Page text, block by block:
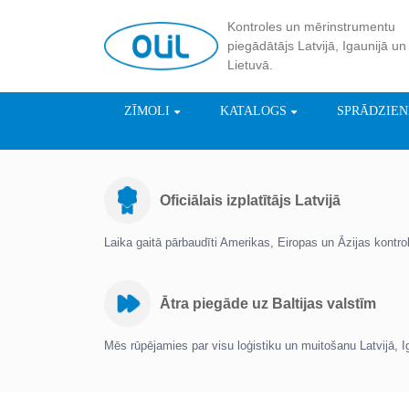
Kontroles un mērinstrumentu
piegādātājs Latvijā, Igaunijā un
Lietuvā.
ZĪMOLI KATALOGS
Oficiālais izplatītājs Latvijā
Laika gaitā pārbaudīti Amerikas, Eiropas un Āzijas
Ātra piegāde uz Baltijas valstīm
Mēs rūpējamies par visu loģistiku un muitošanu Latvijā,